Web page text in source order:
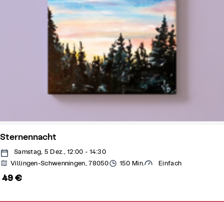
Sternennacht
Samstag, 5 Dez., 12:00 - 14:30
Villingen-Schwenningen, 78050
150 Min. Einfach
49 €